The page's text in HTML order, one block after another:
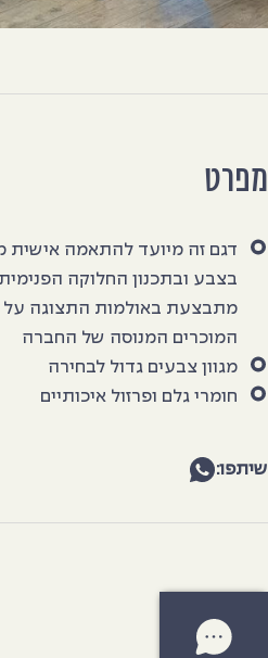
מפרט
דגם זה מיועד להתאמה אישית
בצבע ובתכנון החלוקה
מתבצעת באולמות התצוגה על
המוכרים המנוסה של החברה
מגוון צבעים גדול לבחירה
חומרי גלם ופרזול איכותיים
שיתפו: